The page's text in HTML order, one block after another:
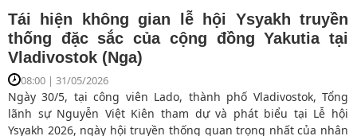
Quản lý hiệu quả di cư quốc tế là nhân tố
thúc đẩy phát triển bền vững
17:23 | 20/05/2025
Hôm nay (13/12), tại Hà Nội, Bộ Ngoại giao phối hợp với Tổ
chức Di cư Quốc tế (IOM) tổ chức Hội nghị rà soát tình hình
triển khai Thỏa thuận toàn cầu về di cư hợp pháp, an toàn và
trật tự (Thỏa thuận GCM) theo hình thức trực tiếp kết hợp trực